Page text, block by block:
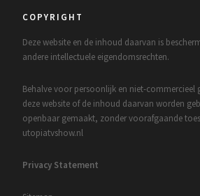
COPYRIGHT
Deze website en de inhoud daarvan is
andere intellectuele eigendomsrechten.
Behalve voor persoonlijk en niet-commercieel
deze website of de inhoud daarvan worden
openbaar gemaakt, zonder voorafgaande
utopiatvshow.nl
Privacy Statement